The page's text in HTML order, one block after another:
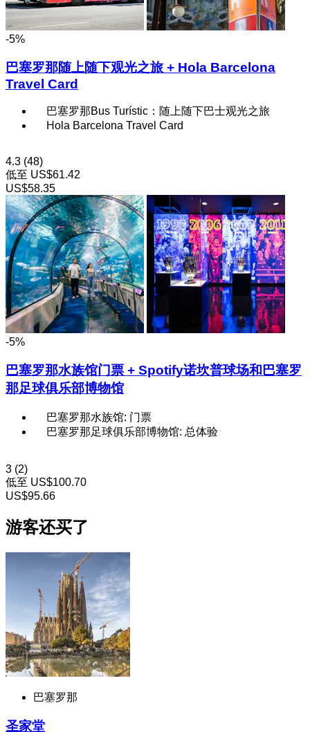
-5%
巴塞罗那随上随下观光之旅 + Hola Barcelona
Travel Card
巴塞罗那Bus Turístic：随上随下巴士观光之旅
Hola Barcelona Travel Card
4.3 (48)
低至 US$61.42
US$58.35
-5%
巴塞罗那水族馆门票 + Spotify诺坎普球场和巴塞罗
那足球俱乐部博物馆
巴塞罗那水族馆: 门票
巴塞罗那足球俱乐部博物馆: 总体验
3 (2)
低至 US$100.70
US$95.66
游客还买了
巴塞罗那
圣家堂